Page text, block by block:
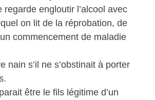
regarde engloutir l’alcool avec
on lit de la réprobation, de
commencement de maladie
nain s’il ne s’obstinait à porter
être le fils légitime d’un